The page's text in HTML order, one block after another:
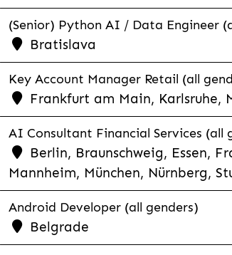
(Senior) Python AI / Data Engineer
Bratislava
Key Account Manager Retail (all
Frankfurt am Main, Karlsruhe,
AI Consultant Financial Services (all
Berlin, Braunschweig, Essen,
Mannheim, München, Nürnberg,
Android Developer (all genders)
Belgrade